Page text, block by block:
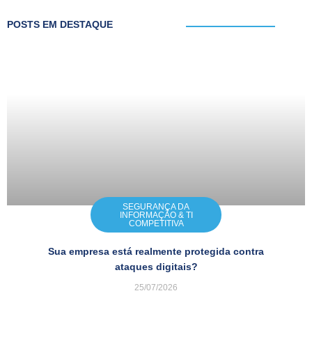
POSTS EM DESTAQUE
SEGURANÇA DA
INFORMAÇÃO & TI
COMPETITIVA
Sua empresa está realmente protegida contra
ataques digitais?
25/07/2026